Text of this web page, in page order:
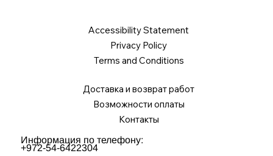
Accessibility Statement
Privacy Policy
Terms and Conditions
Доставка и возврат работ
Возможности оплаты
Контакты
Информация по телефону:
+972-54-6422304